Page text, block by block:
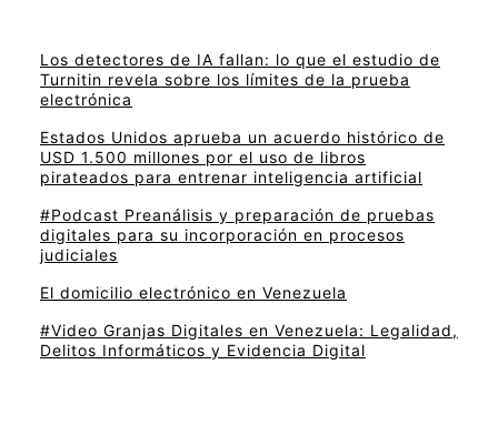
Los detectores de IA fallan: lo que el estudio de
Turnitin revela sobre los límites de la prueba
electrónica
Estados Unidos aprueba un acuerdo histórico de
USD 1.500 millones por el uso de libros
pirateados para entrenar inteligencia artificial
#Podcast Preanálisis y preparación de pruebas
digitales para su incorporación en procesos
judiciales
El domicilio electrónico en Venezuela
#Video Granjas Digitales en Venezuela: Legalidad,
Delitos Informáticos y Evidencia Digital